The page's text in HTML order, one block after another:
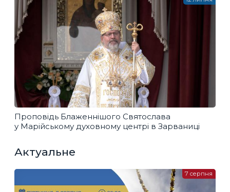
Проповідь Блаженнішого Святослава
у Марійському духовному центрі в Зарваниці
Актуальне
7 серпня